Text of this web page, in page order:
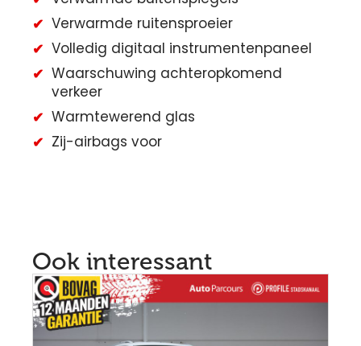
Verwarmde ruitensproeier
Volledig digitaal instrumentenpaneel
Waarschuwing achteropkomend
verkeer
Warmtewerend glas
Zij-airbags voor
Ook interessant